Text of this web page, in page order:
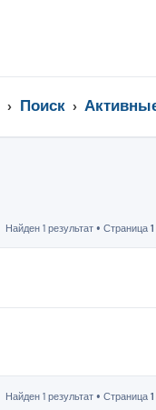
Поиск
Найден 1 результат • Страница 1
Найден 1 результат • Страница 1